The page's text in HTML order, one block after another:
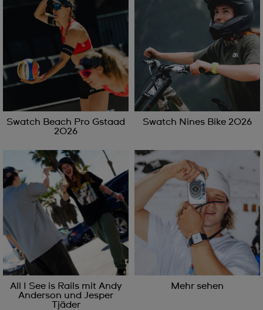
Swatch Beach Pro Gstaad
2026
Swatch Nines Bike 2026
All I See is Rails mit Andy
Anderson und Jesper
Tjäder
Mehr sehen